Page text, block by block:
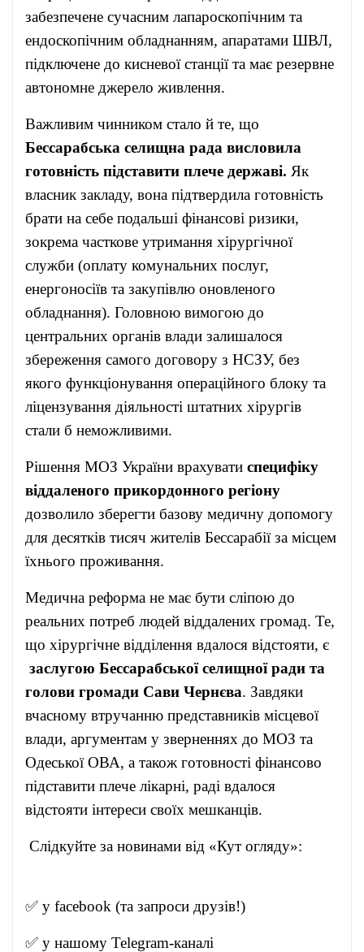
забезпечене сучасним лапароскопічним та
ендоскопічним обладнанням, апаратами ШВЛ,
підключене до кисневої станції та має резервне
автономне джерело живлення.
Важливим чинником стало й те, що
Бессарабська селищна рада висловила
готовність підставити плече державі. Як
власник закладу, вона підтвердила готовність
брати на себе подальші фінансові ризики,
зокрема часткове утримання хірургічної
служби (оплату комунальних послуг,
енергоносіїв та закупівлю оновленого
обладнання). Головною вимогою до
центральних органів влади залишалося
збереження самого договору з НСЗУ, без
якого функціонування операційного блоку та
ліцензування діяльності штатних хірургів
стали б неможливими.
Рішення МОЗ України врахувати специфіку
віддаленого прикордонного регіону
дозволило зберегти базову медичну допомогу
для десятків тисяч жителів Бессарабії за місцем
їхнього проживання.
Медична реформа не має бути сліпою до
реальних потреб людей віддалених громад. Те,
що хірургічне відділення вдалося відстояти, є
заслугою Бессарабської селищної ради та
голови громади Сави Чернєва. Завдяки
вчасному втручанню представників місцевої
влади, аргументам у зверненнях до МОЗ та
Одеської ОВА, а також готовності фінансово
підставити плече лікарні, раді вдалося
відстояти інтереси своїх мешканців.
Слідкуйте за новинами від «Кут огляду»:
✅ у facebook (та запроси друзів!)
✅ у нашому Telegram-каналі